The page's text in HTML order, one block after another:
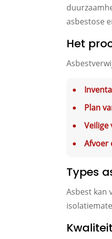
asbestose
Het
Plan
Veilige
Afvoer
Types
Asbest kan